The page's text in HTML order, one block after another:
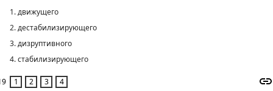
1. движущего
2. дестабилизирующего
3. дизруптивного
4. стабилизирующего